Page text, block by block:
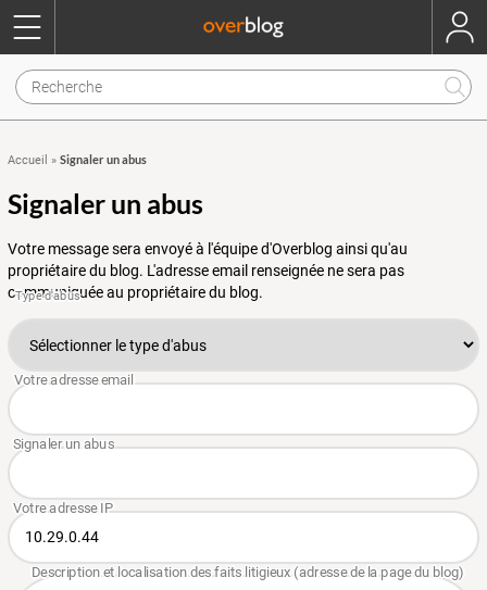
Accueil » Signaler un abus
Signaler un abus
Votre message sera envoyé à l'équipe d'Overblog ainsi qu'au
propriétaire du blog. L'adresse email renseignée ne sera pas
communiquée au propriétaire du blog.